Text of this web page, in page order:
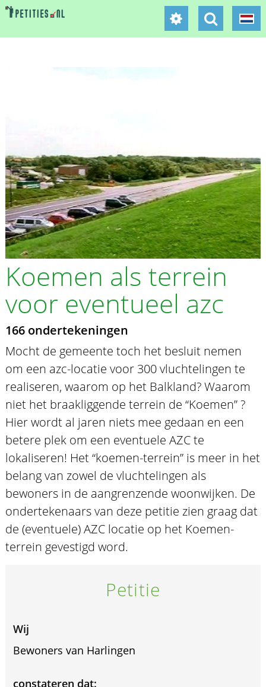
Koemen als terrein
voor eventueel azc
166 ondertekeningen
Mocht de gemeente toch het besluit nemen
om een azc-locatie voor 300 vluchtelingen te
realiseren, waarom op het Balkland? Waarom
niet het braakliggende terrein de “Koemen” ?
Hier wordt al jaren niets mee gedaan en een
betere plek om een eventuele AZC te
lokaliseren! Het “koemen-terrein” is meer in het
belang van zowel de vluchtelingen als
bewoners in de aangrenzende woonwijken. De
ondertekenaars van deze petitie zien graag dat
de (eventuele) AZC locatie op het Koemen-
terrein gevestigd word.
Petitie
Wij
Bewoners van Harlingen
constateren dat: